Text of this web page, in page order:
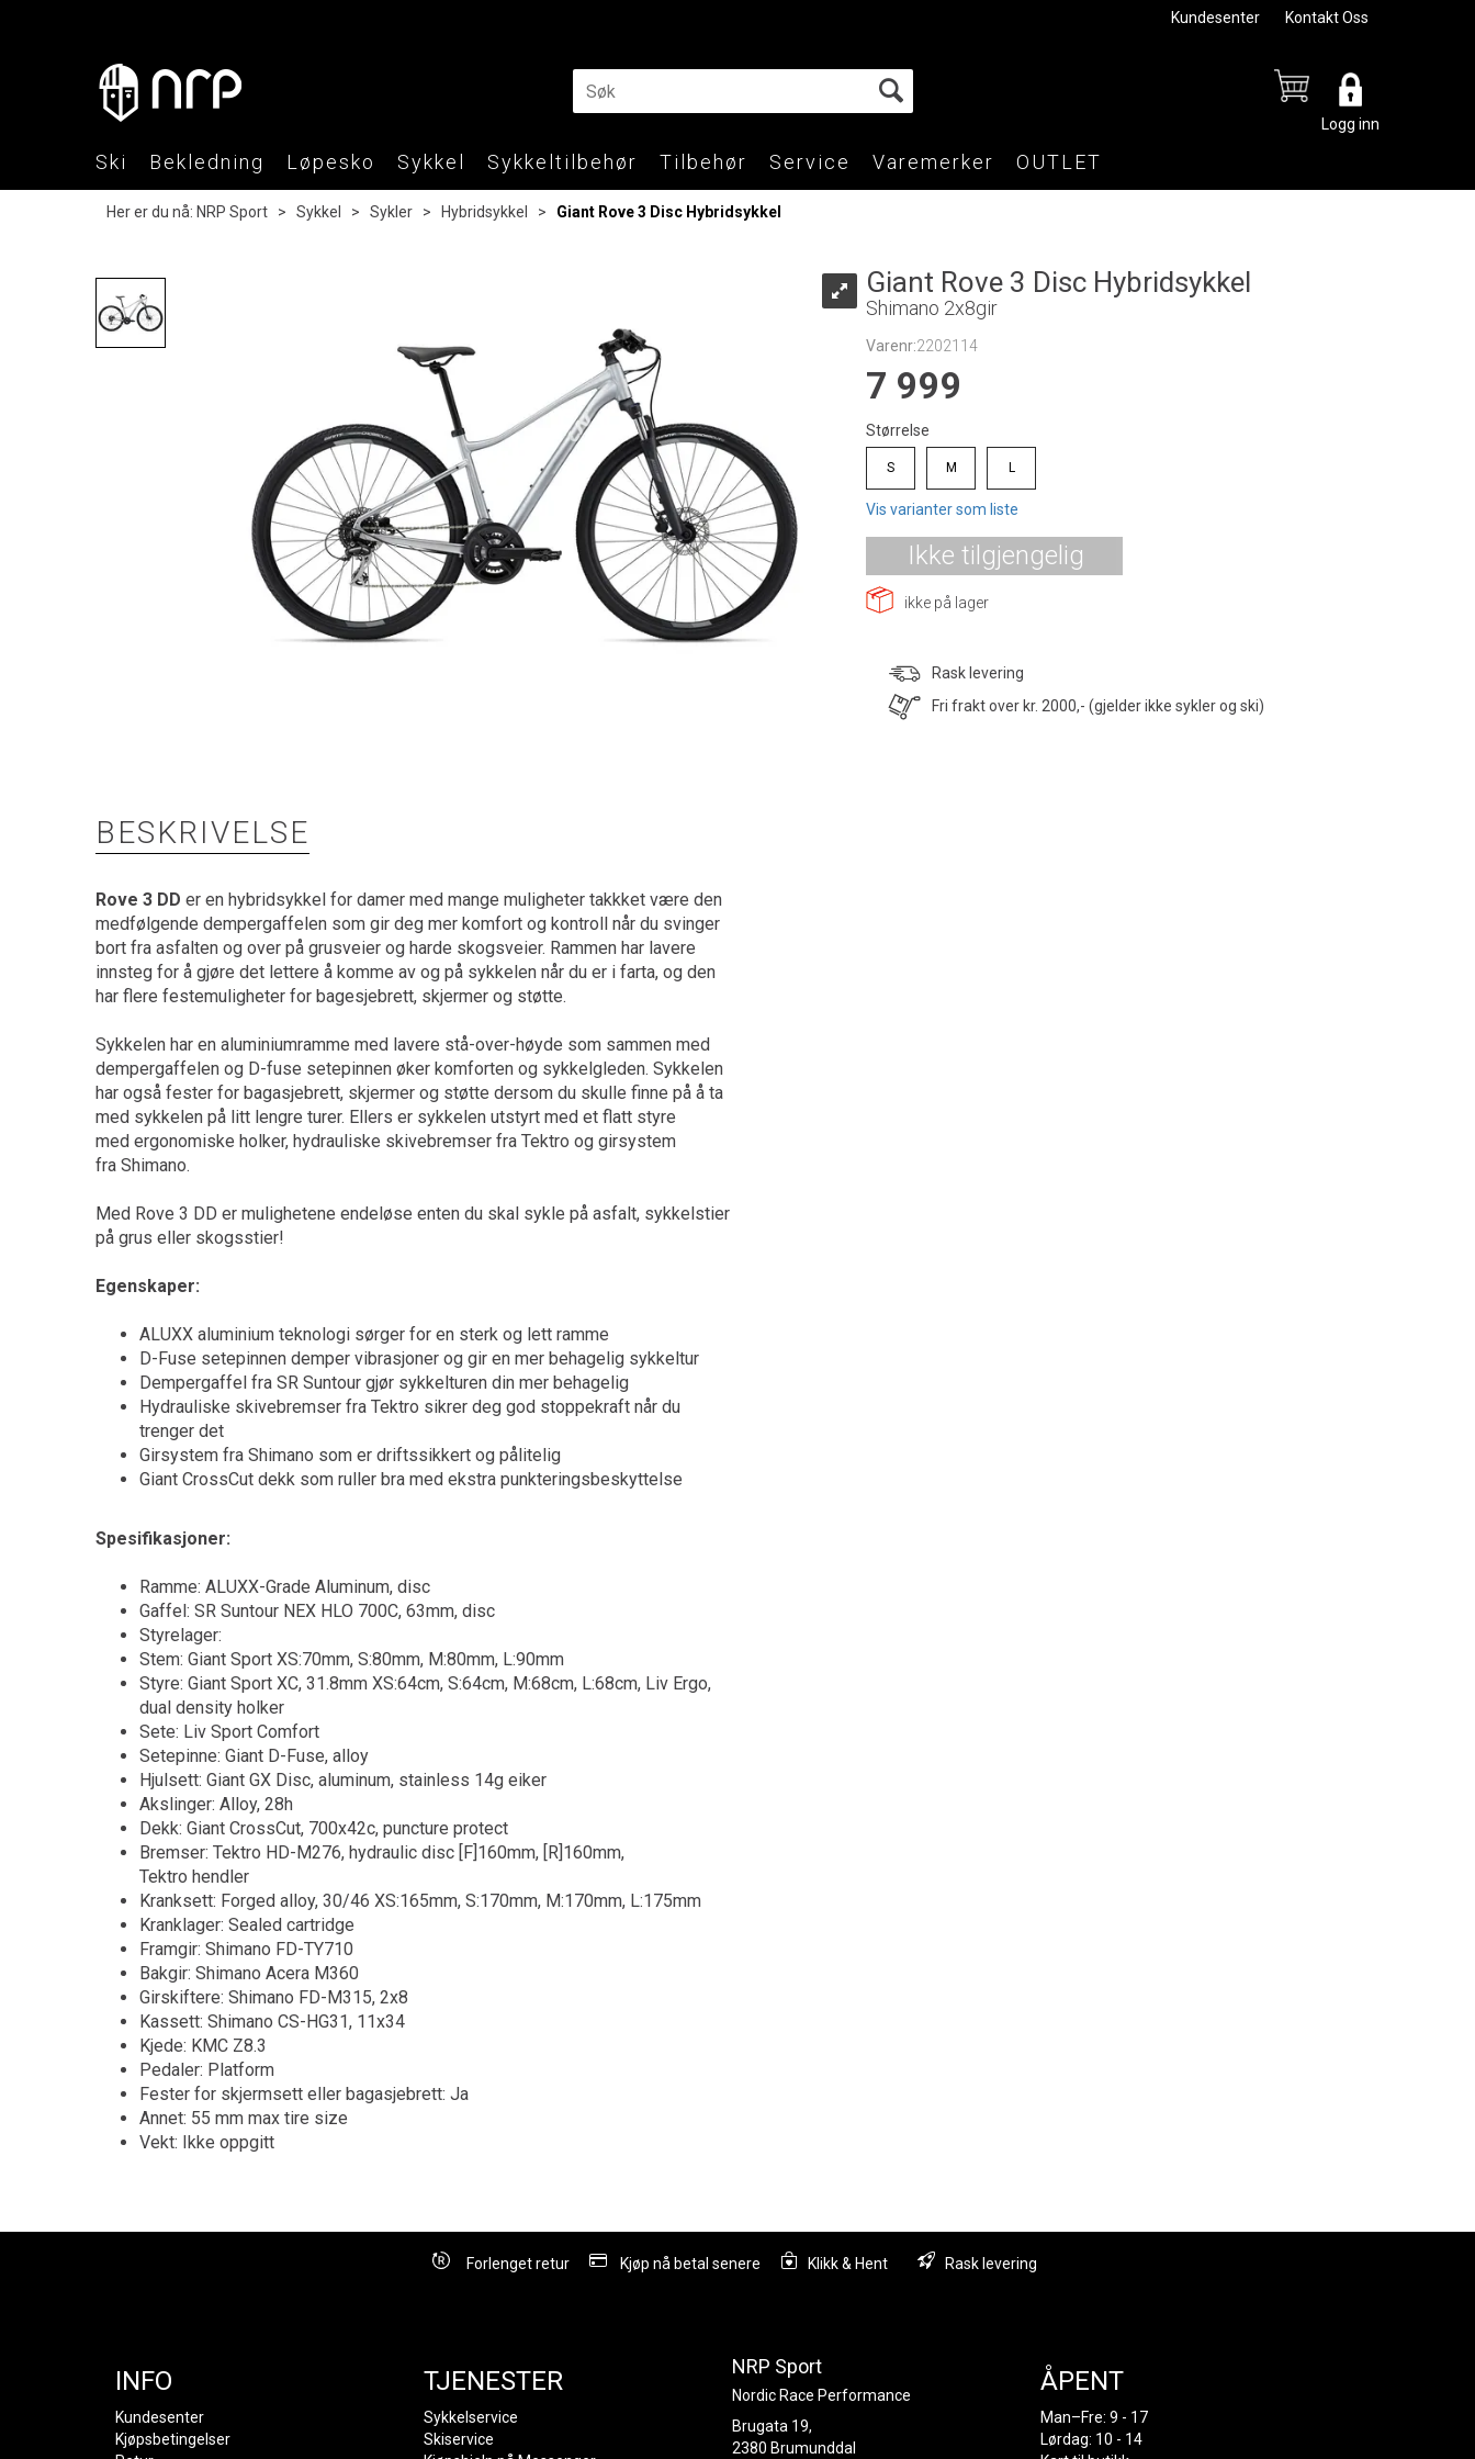
Kundesenter Kontakt Oss
Logg inn
Ski Bekledning Løpesko Sykkel Sykkeltilbehør Tilbehør Service Varemerker OUTLET
Her er du nå: NRP Sport > Sykkel > Sykler > Hybridsykkel > Giant Rove 3 Disc Hybridsykkel
Giant Rove 3 Disc Hybridsykkel
Shimano 2x8gir
Varenr:2202114
7 999
Størrelse
S M L
Vis varianter som liste
Ikke tilgjengelig
ikke på lager
Rask levering
Fri frakt over kr. 2000,- (gjelder ikke sykler og ski)
BESKRIVELSE
Rove 3 DD er en hybridsykkel for damer med mange muligheter takkket være den
medfølgende dempergaffelen som gir deg mer komfort og kontroll når du svinger
bort fra asfalten og over på grusveier og harde skogsveier. Rammen har lavere
innsteg for å gjøre det lettere å komme av og på sykkelen når du er i farta, og den
har flere festemuligheter for bagesjebrett, skjermer og støtte.
Sykkelen har en aluminiumramme med lavere stå-over-høyde som sammen med
dempergaffelen og D-fuse setepinnen øker komforten og sykkelgleden. Sykkelen
har også fester for bagasjebrett, skjermer og støtte dersom du skulle finne på å ta
med sykkelen på litt lengre turer. Ellers er sykkelen utstyrt med et flatt styre
med ergonomiske holker, hydrauliske skivebremser fra Tektro og girsystem
fra Shimano.
Med Rove 3 DD er mulighetene endeløse enten du skal sykle på asfalt, sykkelstier
på grus eller skogsstier!
Egenskaper:
ALUXX aluminium teknologi sørger for en sterk og lett ramme
D-Fuse setepinnen demper vibrasjoner og gir en mer behagelig sykkeltur
Dempergaffel fra SR Suntour gjør sykkelturen din mer behagelig
Hydrauliske skivebremser fra Tektro sikrer deg god stoppekraft når du
trenger det
Girsystem fra Shimano som er driftssikkert og pålitelig
Giant CrossCut dekk som ruller bra med ekstra punkteringsbeskyttelse
Spesifikasjoner:
Ramme: ALUXX-Grade Aluminum, disc
Gaffel: SR Suntour NEX HLO 700C, 63mm, disc
Styrelager:
Stem: Giant Sport XS:70mm, S:80mm, M:80mm, L:90mm
Styre: Giant Sport XC, 31.8mm XS:64cm, S:64cm, M:68cm, L:68cm, Liv Ergo,
dual density holker
Sete: Liv Sport Comfort
Setepinne: Giant D-Fuse, alloy
Hjulsett: Giant GX Disc, aluminum, stainless 14g eiker
Akslinger: Alloy, 28h
Dekk: Giant CrossCut, 700x42c, puncture protect
Bremser: Tektro HD-M276, hydraulic disc [F]160mm, [R]160mm,
Tektro hendler
Kranksett: Forged alloy, 30/46 XS:165mm, S:170mm, M:170mm, L:175mm
Kranklager: Sealed cartridge
Framgir: Shimano FD-TY710
Bakgir: Shimano Acera M360
Girskiftere: Shimano FD-M315, 2x8
Kassett: Shimano CS-HG31, 11x34
Kjede: KMC Z8.3
Pedaler: Platform
Fester for skjermsett eller bagasjebrett: Ja
Annet: 55 mm max tire size
Vekt: Ikke oppgitt
Forlenget retur Kjøp nå betal senere Klikk & Hent Rask levering
INFO
Kundesenter
Kjøpsbetingelser
TJENESTER
Sykkelservice
Skiservice
NRP Sport
Nordic Race Performance
Brugata 19,
2380 Brumunddal
ÅPENT
Man–Fre: 9 - 17
Lørdag: 10 - 14